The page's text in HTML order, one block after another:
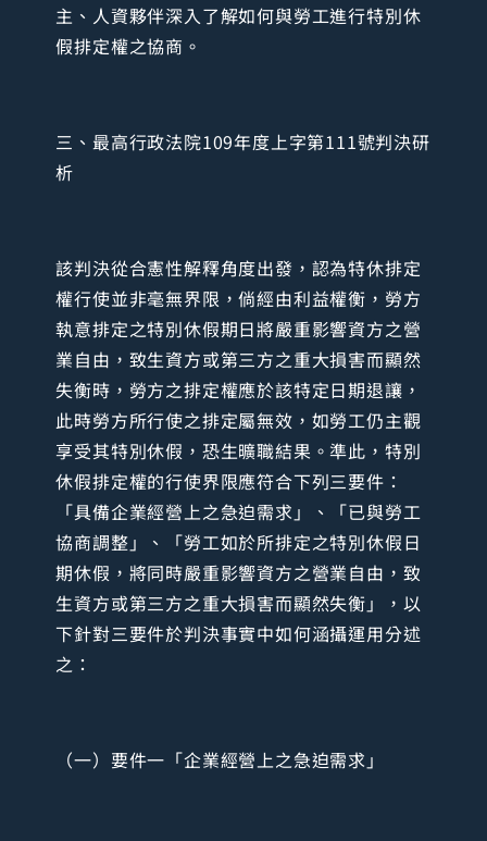
主、人資夥伴深入了解如何與勞工進行特別休
假排定權之協商。
三、最高行政法院109年度上字第111號判決研
析
該判決從合憲性解釋角度出發，認為特休排定
權行使並非毫無界限，倘經由利益權衡，勞方
執意排定之特別休假期日將嚴重影響資方之營
業自由，致生資方或第三方之重大損害而顯然
失衡時，勞方之排定權應於該特定日期退讓，
此時勞方所行使之排定屬無效，如勞工仍主觀
享受其特別休假，恐生曠職結果。準此，特別
休假排定權的行使界限應符合下列三要件：
「具備企業經營上之急迫需求」、「已與勞工
協商調整」、「勞工如於所排定之特別休假日
期休假，將同時嚴重影響資方之營業自由，致
生資方或第三方之重大損害而顯然失衡」，以
下針對三要件於判決事實中如何涵攝運用分述
之：
（一）要件一「企業經營上之急迫需求」